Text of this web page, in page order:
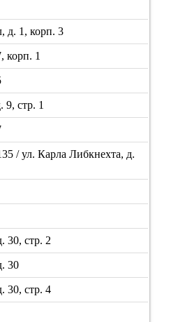
д. 1, корп. 3
корп. 1
9, стр. 1
/ ул. Карла Либкнехта, д.
30, стр. 2
30
30, стр. 4